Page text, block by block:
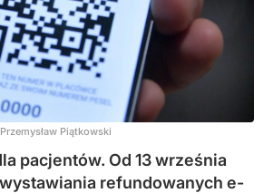
Przemysław Piątkowski
pacjentów. Od 13 września
refundowanych e-